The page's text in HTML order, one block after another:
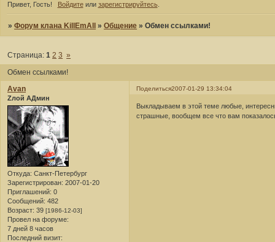
Привет, Гость! Войдитеили зарегистрируйтесь.
»Форум клана KillEmAll »Общение »Обмен ссылками!
Обмен ссылками!
Страница:1 2 3 »
Поделиться2007-01-29 13:34:04
Avan
Zлой АДмин
Откуда: Санкт-Петербург
Зарегистрирован: 2007-01-20
Приглашений: 0
Сообщений: 482
Возраст: 39 [1986-12-03]
Провел на форуме:
7 дней 8 часов
Последний визит:
Выкладываем в этой теме любые,
страшные, вообщем все что вам